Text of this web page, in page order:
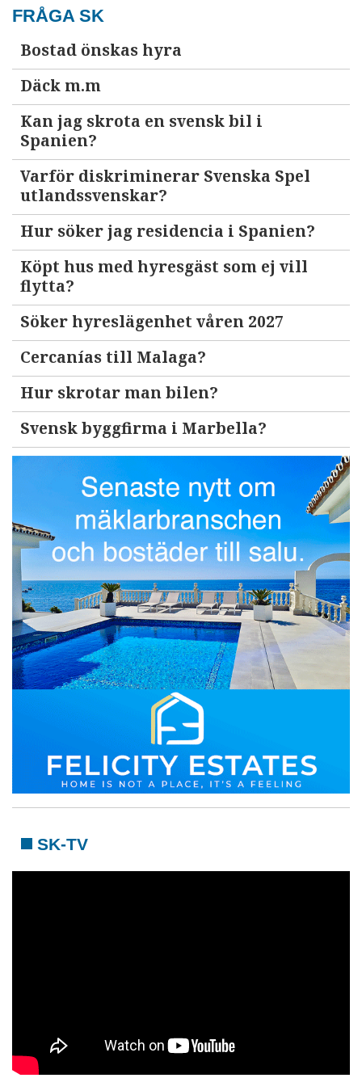
FRÅGA SK
Bostad önskas hyra
Däck m.m
Kan jag skrota en svensk bil i
Spanien?
Varför diskriminerar Svenska Spel
utlandssvenskar?
Hur söker jag residencia i Spanien?
Köpt hus med hyresgäst som ej vill
flytta?
Söker hyreslägenhet våren 2027
Cercanías till Malaga?
Hur skrotar man bilen?
Svensk byggfirma i Marbella?
SK-TV